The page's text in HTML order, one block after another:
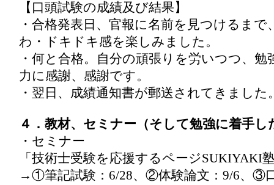
【口頭試験の成績及び結果】
・合格発表日、官報に名前を見つけるま
わ・ドキドキ感を楽しみました。
・何と合格。自分の頑張りを労いつつ、勉
力に感謝、感謝です。
・翌日、成績通知書が郵送されてきました
４．教材、セミナー（そして勉強に着手し
・セミナー
「技術士受験を応援するページSUKIYAKI
→①筆記試験：6/28、②体験論文：9/6、③